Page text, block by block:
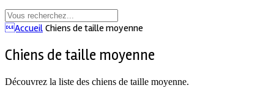
Accueil Chiens de taille moyenne
Chiens de taille moyenne
Découvrez la liste des chiens de taille moyenne.